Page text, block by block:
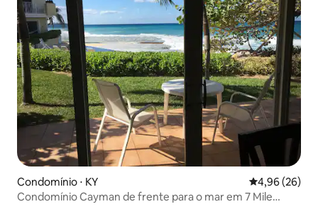
Condomínio ⋅ KY 4,96 de uma
4,96 (26)
Condomínio Cayman de frente para o mar em 7 Mile